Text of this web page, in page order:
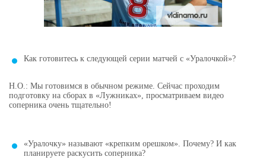
Как готовитесь к следующей серии матчей с «Уралочкой»?
Н.О.: Мы готовимся в обычном режиме. Сейчас проходим
подготовку на сборах в «Лужниках», просматриваем видео
соперника очень тщательно!
«Уралочку» называют «крепким орешком». Почему? И как
планируете раскусить соперника?